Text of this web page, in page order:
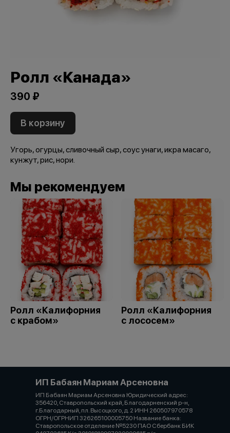
Ролл «Канада»
390 ₽
В корзину
Угорь, огурцы, сливочный сыр, соус унаги, икра масаго,
кунжут, рис, нори.
Мы рекомендуем
Ролл «Калифорния
с крабом»
Ролл «Калифорния
с лососем»
ИП Бабаян Мариам Арсеновна
ИП Бабаян Мариам Арсеновна Юридический адрес:
356420, Ставропольский край, Благодарненский р-н,
г.Благодарный, пл. Высоцкого, д. 2 ИНН 260507970578
ОГРН/ОГРНИП 326265100005750 Название банка:
Ставропольское отделение №5230 ПАО Сбербанк БИК